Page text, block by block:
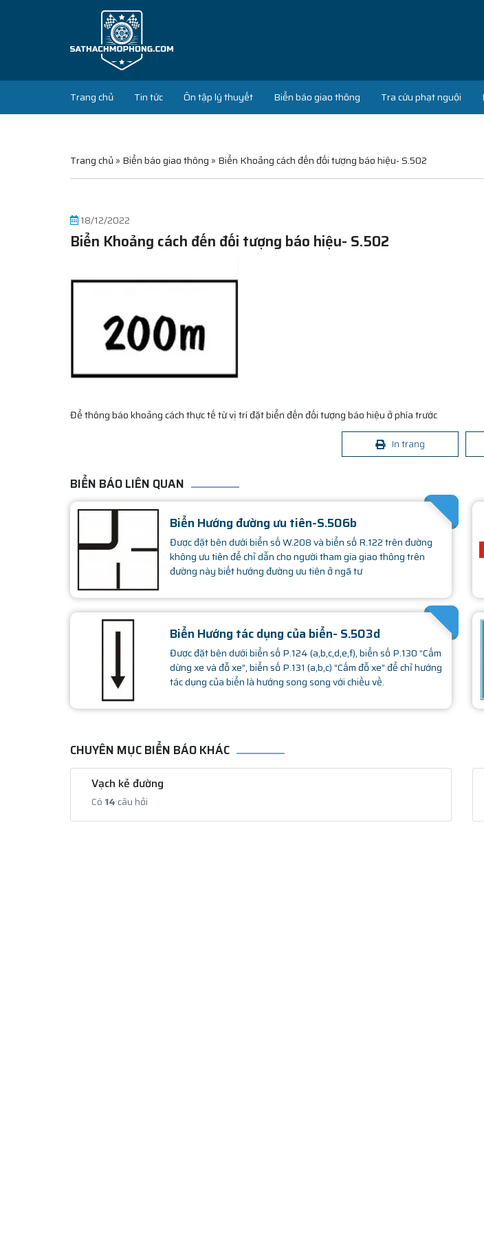
Trang chủ Tin tức Ôn tập lý thuyết Biển báo giao thông Tra cứu phạt nguội
Trang chủ» Biển báo giao thông » Biển Khoảng cách đến đối tượng báo hiệu- S.502
18/12/2022
Biển Khoảng cách đến đối tượng báo hiệu- S.502
Để thông báo khoảng cách thực tế từ vị trí đặt biển đến đối tượng báo hiệu ở phía trước
In trang
BIỂN BÁO LIÊN QUAN
Biển Hướng đường ưu tiên-S.506b
Được đặt bên dưới biển số W.208 và biển số R.122 trên đường
không ưu tiên để chỉ dẫn cho người tham gia giao thông trên
đường này biết hướng đường ưu tiên ở ngã tư
Biển Hướng tác dụng của biển- S.503d
Được đặt bên dưới biển số P.124 (a,b,c,d,e,f), biển số P.130 “Cấm
dừng xe và đỗ xe”, biển số P.131 (a,b,c) “Cấm đỗ xe” để chỉ hướng
tác dụng của biển là hướng song song với chiều về.
CHUYÊN MỤC BIỂN BÁO KHÁC
Vạch kẻ đường
Có 14 câu hỏi